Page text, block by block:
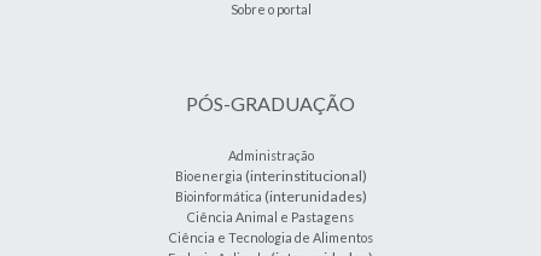
Sobre o portal
PÓS-GRADUAÇÃO
Administração
Bioenergia (interinstitucional)
Bioinformática (interunidades)
Ciência Animal e Pastagens
Ciência e Tecnologia de Alimentos